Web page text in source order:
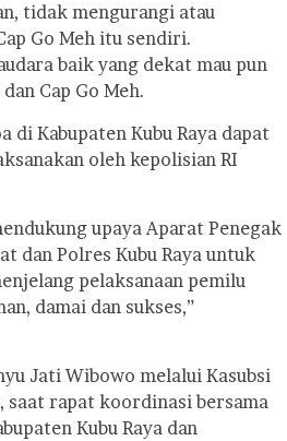
tidak mengurangi atau
Go Meh itu sendiri.
baik yang dekat mau pun
Cap Go Meh.
di Kabupaten Kubu Raya dapat
oleh kepolisian RI
upaya Aparat Penegak
dan Polres Kubu Raya untuk
pelaksanaan pemilu
damai dan sukses,”
Jati Wibowo melalui Kasubsi
saat rapat koordinasi bersama
Kubu Raya dan